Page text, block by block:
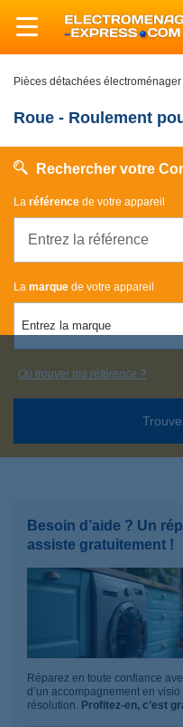
Pièces détachées électroménager
Roue - Roulement
Rechercher votre
La référence de votre appareil
La marque de votre appareil
Entrez la marque
Où trouver ma référence ?
Besoin d’aide ? Un
assiste gratuitement !
Réparez en toute confiance
d’un accompagnement en
résolution. Profitez-en, c’est